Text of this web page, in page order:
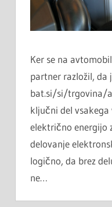
Ker se na
partner razložil,
bat.si/si/trgovina/
ključni del
električno energijo
delovanje
logično, da brez
ne…